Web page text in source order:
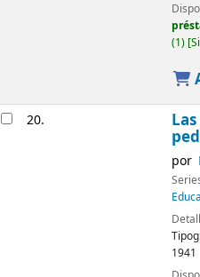
(1)
20.
por
1941